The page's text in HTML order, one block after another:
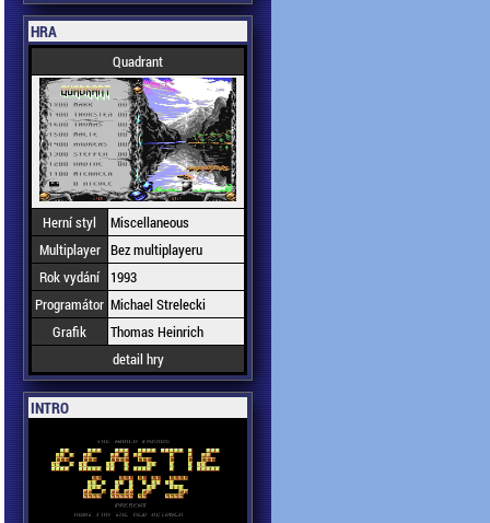
HRA
Quadrant
Herní styl
Miscellaneous
Multiplayer Bez multiplayeru
Rok vydání
1993
Programátor Michael Strelecki
Grafik
Thomas Heinrich
detail hry
INTRO